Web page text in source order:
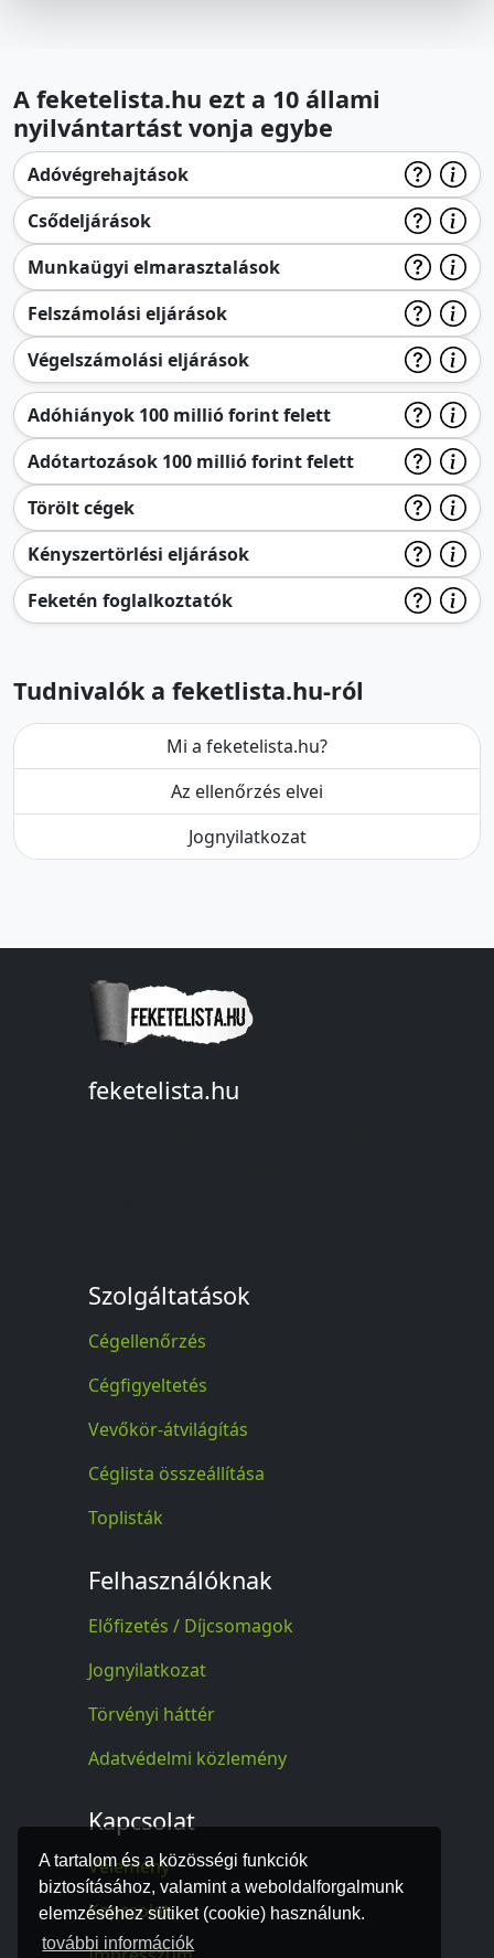
A tartalom és a közösségi funkciók
biztosításához, valamint a weboldalforgalmunk
elemzéséhez sütiket (cookie) használunk.
további információk
A feketelista.hu ezt a 10 állami
nyilvántartást vonja egybe
Adóvégrehajtások
Csődeljárások
Munkaügyi elmarasztalások
Felszámolási eljárások
Végelszámolási eljárások
Adóhiányok 100 millió forint felett
Adótartozások 100 millió forint felett
Törölt cégek
Kényszertörlési eljárások
Feketén foglalkoztatók
Tudnivalók a feketlista.hu-ról
Mi a feketelista.hu?
Az ellenőrzés elvei
Jognyilatkozat
feketelista.hu
Szolgáltatások
Cégellenőrzés
Cégfigyeltetés
Vevőkör-átvilágítás
Céglista összeállítása
Toplisták
Felhasználóknak
Előfizetés / Díjcsomagok
Jognyilatkozat
Törvényi háttér
Adatvédelmi közlemény
Kapcsolat
Vélemény
Kapcsolat